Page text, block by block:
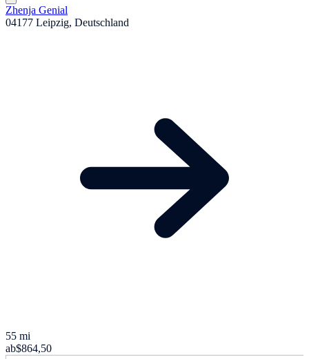
Zhenja Genial
04177 Leipzig, Deutschland
55 mi
ab$864,50